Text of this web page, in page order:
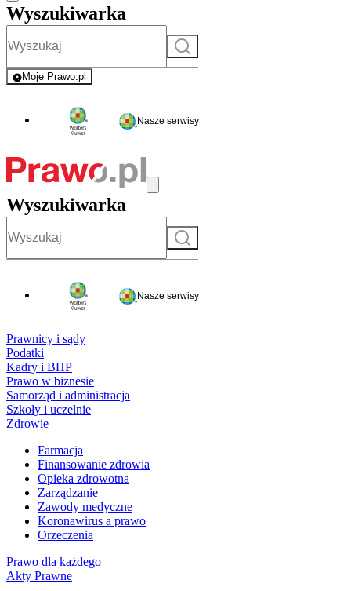
Wyszukiwarka
Szukaj
Moje Prawo.pl
- rejestracja i logowanie do serwisu
Nasze serwisy
Wyszukiwarka
Szukaj
Nasze serwisy
Prawnicy i sądy
Podatki
Kadry i BHP
Prawo w biznesie
Samorząd i administracja
Szkoły i uczelnie
Zdrowie
Farmacja
Finansowanie zdrowia
Opieka zdrowotna
Zarządzanie
Zawody medyczne
Koronawirus a prawo
Orzeczenia
Prawo dla każdego
Akty Prawne